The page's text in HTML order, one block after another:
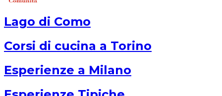
Lago di Como
Corsi di cucina a Torino
Esperienze a Milano